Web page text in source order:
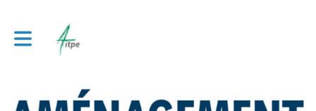
Toggle main navigation